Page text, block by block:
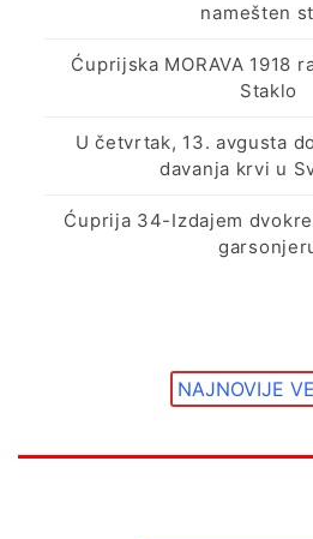
namešten
Ćuprijska MORAVA 1918
Staklo
U četvrtak, 13. avgusta
davanja krvi u
Ćuprija 34-Izdajem
NAJNOVIJE